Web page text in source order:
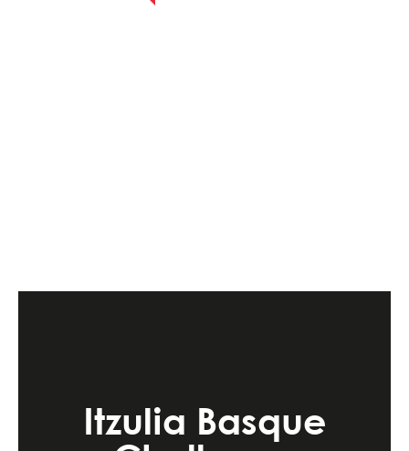
Itzulia Basque